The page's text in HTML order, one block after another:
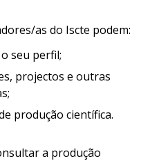
as do Iscte podem:
seu perfil;
projectos e outras
produção científica.
a produção